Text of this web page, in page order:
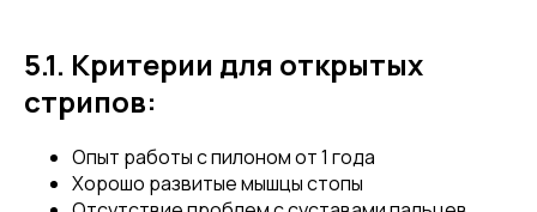
5.1. Критерии для открытых
стрипов:
Опыт работы с пилоном от 1 года
Хорошо развитые мышцы стопы